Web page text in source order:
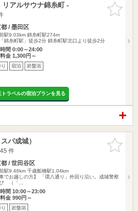
お気に入
りに追加
アルサウナ錦糸町 -
/ 墨田区
駅9.03km 錦糸町駅274m
錦糸町駅」徒歩2分 錦糸町駅北口より徒歩2分
間 0:00～24:00
金 1,300円～
宿泊 岩盤浴
トラベルの宿泊プランを見る
お気に入
りに追加
パ成城）
件
/ 世田谷区
駅9.46km 千歳船橋駅1.04km
車でお越しの方】 「環八通り」外回り沿い。成城警察
（「…
間 10:00～23:00
金 990円～
岩盤浴